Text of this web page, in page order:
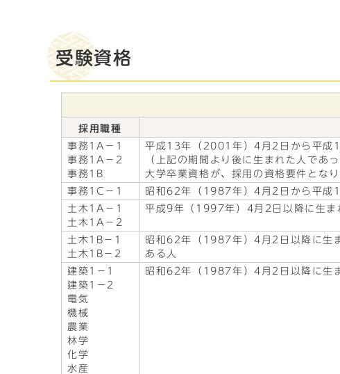
受験資格
採用職種
事務1A－1
事務1A－2
事務1B
平成13年（2001年）4月2日から平成
（上記の期間より後に生まれた人であ
大学卒業資格が、採用の資格要件となり
事務1C－1
昭和62年（1987年）4月2日から平成
土木1A－1
土木1A－2
平成9年（1997年）4月2日以降に生ま
土木1B－1
土木1B－2
昭和62年（1987年）4月2日以降に生
ある人
建築1－1
建築1－2
電気
機械
農業
林学
化学
水産
昭和62年（1987年）4月2日以降に生